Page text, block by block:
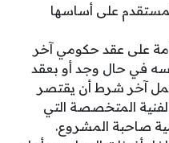
على أساسها
على عقد حكومي آخر
في حال وجد أو بعقد
آخر شرط أن يقتصر
المتخصصة التي
صاحبة المشروع.